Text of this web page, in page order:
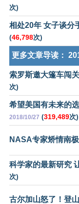
次)
相处20年 女子谈分
(46,798次)
更多文章导读：
索罗斯邀大篷车闯
次)
希望美国有未来的
2018/10/27 (319,489次)
NASA专家矫情南
科学家的最新研究
次)
古尔加山怒了！登